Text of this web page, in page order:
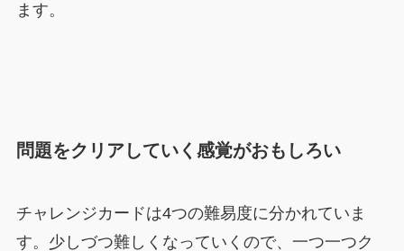
ます。
問題をクリアしていく感覚がおもしろい
チャレンジカードは4つの難易度に分かれていま
す。少しづつ難しくなっていくので、一つ一つク